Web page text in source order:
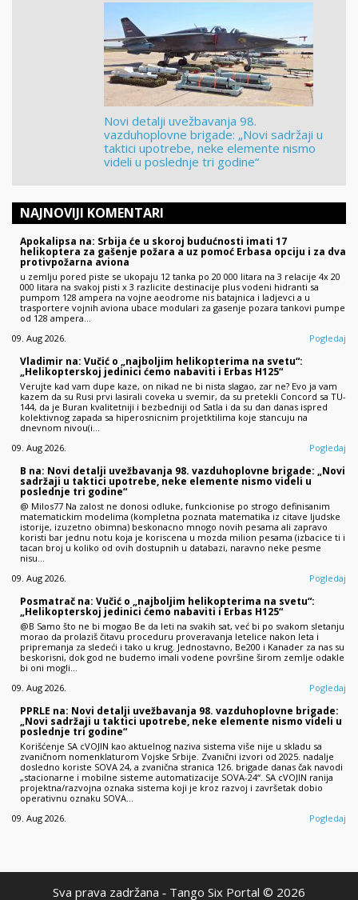
Novi detalji uvežbavanja 98.
vazduhoplovne brigade: „Novi sadržaji u
taktici upotrebe, neke elemente nismo
videli u poslednje tri godine“
NAJNOVIJI KOMENTARI
Apokalipsa na: Srbija će u skoroj budućnosti imati 17
helikoptera za gašenje požara a uz pomoć Erbasa opciju i za dva
protivpožarna aviona
u zemlju pored piste se ukopaju 12 tanka po 20 000 litara na 3 relacije 4x 20
000 litara na svakoj pisti x 3 razlicite destinacije plus vodeni hidranti sa
pumpom 128 ampera na vojne aeodrome nis batajnica i ladjevci a u
trasportere vojnih aviona ubace modulari za gasenje pozara tankovi pumpe
od 128 ampera…
09. Aug 2026.
Pogledaj
Vladimir na: Vučić o „najboljim helikopterima na svetu“:
„Helikopterskoj jedinici ćemo nabaviti i Erbas H125“
Verujte kad vam dupe kaze, on nikad ne bi nista slagao, zar ne? Evo ja vam
kazem da su Rusi prvi lasirali coveka u svemir, da su pretekli Concord sa TU-
144, da je Buran kvalitetniji i bezbedniji od Satla i da su dan danas ispred
kolektivnog zapada sa hiperosnicnim projetktilima koje stancuju na
dnevnom nivou(i…
09. Aug 2026.
Pogledaj
B na: Novi detalji uvežbavanja 98. vazduhoplovne brigade: „Novi
sadržaji u taktici upotrebe, neke elemente nismo videli u
poslednje tri godine“
@ Milos77 Na zalost ne donosi odluke, funkcionise po strogo definisanim
matematickim modelima (kompletna poznata matematika iz citave ljudske
istorije, izuzetno obimna) beskonacno mnogo novih pesama ali zapravo
koristi bar jednu notu koja je koriscena u mozda milion pesama (izbacice ti i
tacan broj u koliko od ovih dostupnih u databazi, naravno neke pesme
nisu…
09. Aug 2026.
Pogledaj
Posmatrač na: Vučić o „najboljim helikopterima na svetu“:
„Helikopterskoj jedinici ćemo nabaviti i Erbas H125“
@B Samo što ne bi mogao Be da leti na svakih sat, već bi po svakom sletanju
morao da prolaziš čitavu proceduru proveravanja letelice nakon leta i
pripremanja za sledeći i tako u krug. Jednostavno, Be200 i Kanader za nas su
beskorisni, dok god ne budemo imali vodene površine širom zemlje odakle
bi oni mogli…
09. Aug 2026.
Pogledaj
PPRLE na: Novi detalji uvežbavanja 98. vazduhoplovne brigade:
„Novi sadržaji u taktici upotrebe, neke elemente nismo videli u
poslednje tri godine“
Korišćenje SA cVOJIN kao aktuelnog naziva sistema više nije u skladu sa
zvaničnom nomenklaturom Vojske Srbije. Zvanični izvori od 2025. nadalje
dosledno koriste SOVA 24, a zvanična stranica 126. brigade danas čak navodi
„stacionarne i mobilne sisteme automatizacije SOVA-24“. SA cVOJIN ranija
projektna/razvojna oznaka sistema koji je kroz razvoj i završetak dobio
operativnu oznaku SOVA…
09. Aug 2026.
Pogledaj
Sva prava zadržana ‐ Tango Six Portal © 2026